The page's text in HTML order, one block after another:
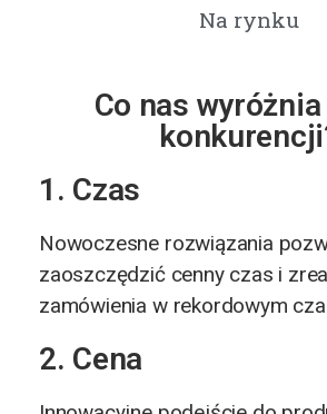
Na rynku
Co nas
1. Czas
Nowoczesne rozwiązania
zaoszczędzić cenny czas i
zamówienia w rekordowym
2. Cena